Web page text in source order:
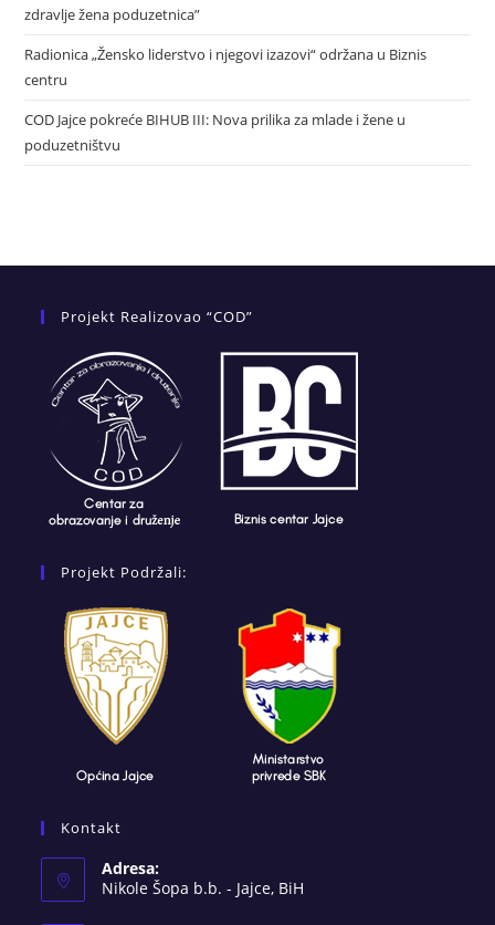
zdravlje žena poduzetnica”
Radionica „Žensko liderstvo i njegovi izazovi“ održana u Biznis
centru
COD Jajce pokreće BIHUB III: Nova prilika za mlade i žene u
poduzetništvu
Projekt Realizovao “COD”
Projekt Podržali:
Kontakt
Adresa:
Nikole Šopa b.b. - Jajce, BiH